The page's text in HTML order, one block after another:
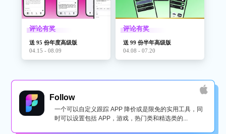
评论有奖
送 95 份年度高级版
04.15 - 08.09
评论有奖
送 99 份半年高级版
04.08 - 07.20
Follow
一个可以自定义跟踪 APP 降价或是限免的实用工具，同
时可以设置包括 APP，游戏，热门类和精选类的...